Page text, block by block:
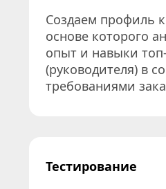
Создаем профиль
основе которого
опыт и навыки
(руководителя) в
требованиями
Тестирование